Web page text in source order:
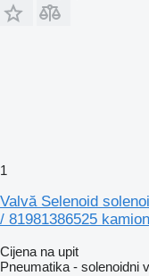
1
Valvă Selenoid
/ 81981386525
Cijena na upit
Pneumatika - solenoidni